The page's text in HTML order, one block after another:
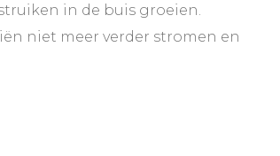
in de buis groeien.
niet meer verder stromen en